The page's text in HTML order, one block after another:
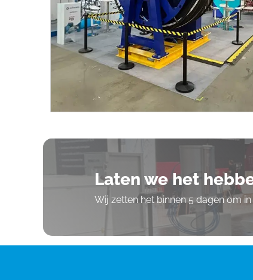
Laten we het
Wij zetten het binnen 5 dagen om